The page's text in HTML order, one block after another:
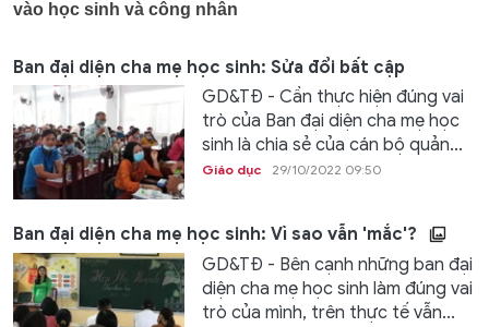
Ban đại diện cha mẹ học sinh: Sửa đổi bất cập
GD&TĐ - Cần thực hiện đúng vai
trò của Ban đại diện cha mẹ học
sinh là chia sẻ của cán bộ quản...
Giáo dục 29/10/2022 09:50
Ban đại diện cha mẹ học sinh: Vì sao vẫn 'mắc'?
GD&TĐ - Bên cạnh những ban đại
diện cha mẹ học sinh làm đúng vai
trò của mình, trên thực tế vẫn...